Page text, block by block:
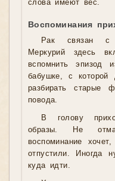
слова имеют вес.
Воспоминания
Рак связан с
Меркурий здесь
вспомнить эпизод
бабушке, с которой
разбирать старые
повода.
В голову
образы. Не
воспоминание
отпустили. Иногда
куда идти.